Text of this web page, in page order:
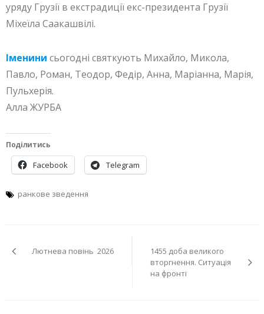
уряду Грузії в екстрадиції екс-президента Грузії
Міхеїла Саакашвілі.
Іменини сьогодні святкують Михайло, Микола,
Павло, Роман, Теодор, Федір, Анна, Маріанна, Марія,
Пульхерія.
Алла ЖУРБА
Поділитись
Facebook Telegram
ранкове зведення
записів
Лютнева повінь 2026
1455 доба великого
вторгнення. Ситуація
на фронті